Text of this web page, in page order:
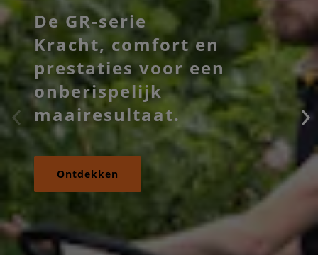
De GR-serie
Kracht, comfort en
prestaties voor een
onberispelijk
maairesultaat.
Ontdekken